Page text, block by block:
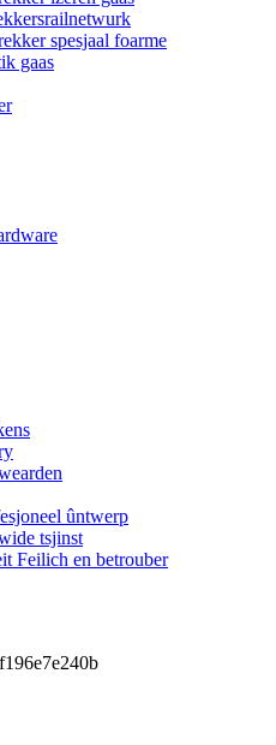
spesjaal foarme
gaas
ûntwerp
tsjinst
Feilich en betrouber